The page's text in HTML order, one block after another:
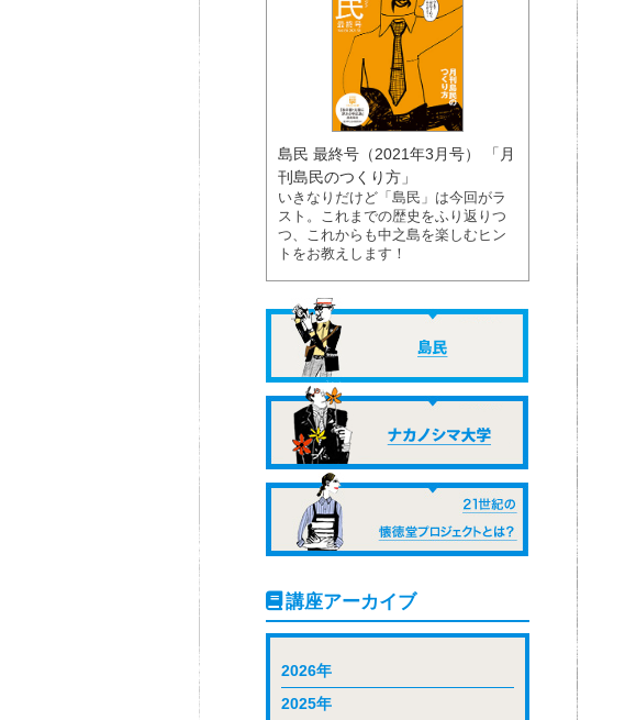
島民 最終号（2021年3月号） 「月
刊島民のつくり方」
いきなりだけど「島民」は今回がラ
スト。これまでの歴史をふり返りつ
つ、これからも中之島を楽しむヒン
トをお教えします！
講座アーカイブ
2026年
2025年